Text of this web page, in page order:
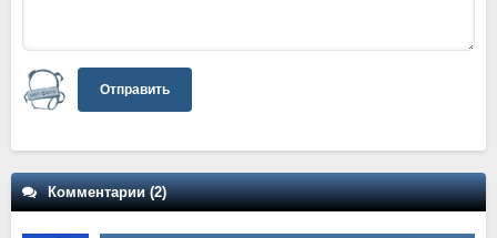
Отправить
Комментарии (2)